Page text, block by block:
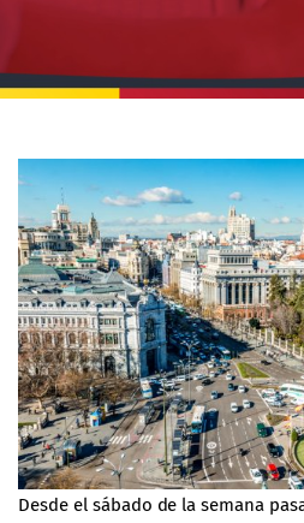
Desde el sábado de la semana